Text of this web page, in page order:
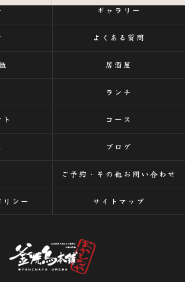
ギャラリー
よくある質問
居酒屋
ランチ
コース
ブログ
ご予約・その他お問い合わせ
シー サイトマップ